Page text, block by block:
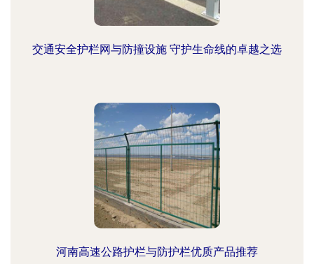
交通安全护栏网与防撞设施 守护生命线的卓越之选
河南高速公路护栏与防护栏优质产品推荐